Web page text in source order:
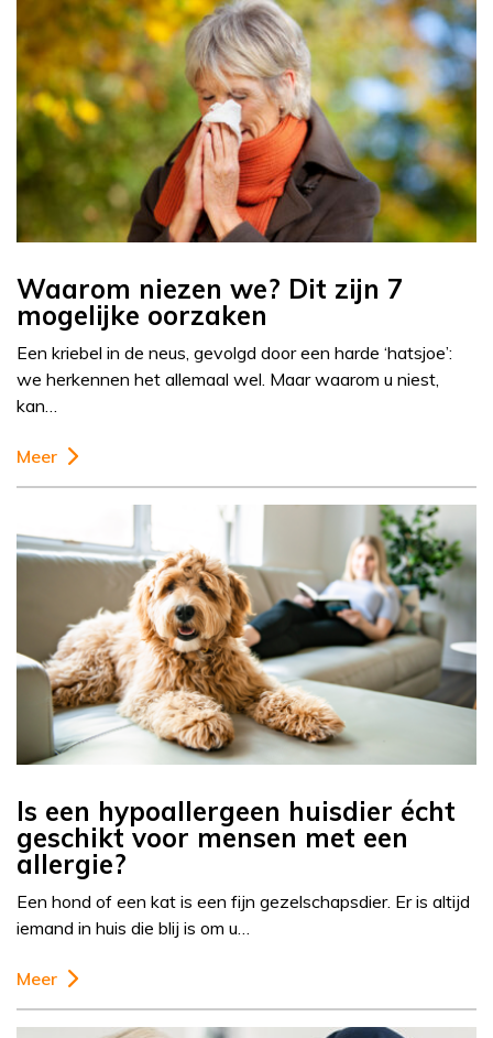
Waarom niezen we? Dit zijn 7
mogelijke oorzaken
Een kriebel in de neus, gevolgd door een harde ‘hatsjoe’:
we herkennen het allemaal wel. Maar waarom u niest,
kan…
Meer
Is een hypoallergeen huisdier écht
geschikt voor mensen met een
allergie?
Een hond of een kat is een fijn gezelschapsdier. Er is altijd
iemand in huis die blij is om u…
Meer